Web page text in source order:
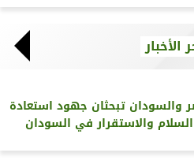
الأخبار
والسودان تبحثان جهود استعادة
السلام والاستقرار في السودان